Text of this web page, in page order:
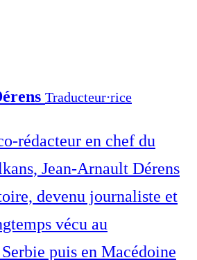
Traducteur⋅rice
rédacteur en chef du
Jean-Arnault Dérens
devenu journaliste et
vécu au
puis en Macédoine